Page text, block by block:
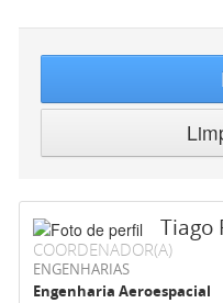
Tiago
COORDENADOR(A)
ENGENHARIAS
Engenharia Aeroespacial